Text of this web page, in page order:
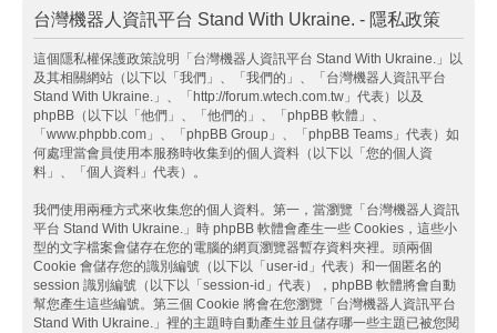
台灣機器人資訊平台 Stand With Ukraine. - 隱私政策
這個隱私權保護政策說明「台灣機器人資訊平台 Stand With Ukraine.」以
及其相關網站（以下以「我們」、「我們的」、「台灣機器人資訊平台
Stand With Ukraine.」、「http://forum.wtech.com.tw」代表）以及
phpBB（以下以「他們」、「他們的」、「phpBB 軟體」、
「www.phpbb.com」、「phpBB Group」、「phpBB Teams」代表）如
何處理當會員使用本服務時收集到的個人資料（以下以「您的個人資
料」、「個人資料」代表）。
我們使用兩種方式來收集您的個人資料。第一，當瀏覽「台灣機器人資訊
平台 Stand With Ukraine.」時 phpBB 軟體會產生一些 Cookies，這些小
型的文字檔案會儲存在您的電腦的網頁瀏覽器暫存資料夾裡。頭兩個
Cookie 會儲存您的識別編號（以下以「user-id」代表）和一個匿名的
session 識別編號（以下以「session-id」代表），phpBB 軟體將會自動
幫您產生這些編號。第三個 Cookie 將會在您瀏覽「台灣機器人資訊平台
Stand With Ukraine.」裡的主題時自動產生並且儲存哪一些主題已被您閱